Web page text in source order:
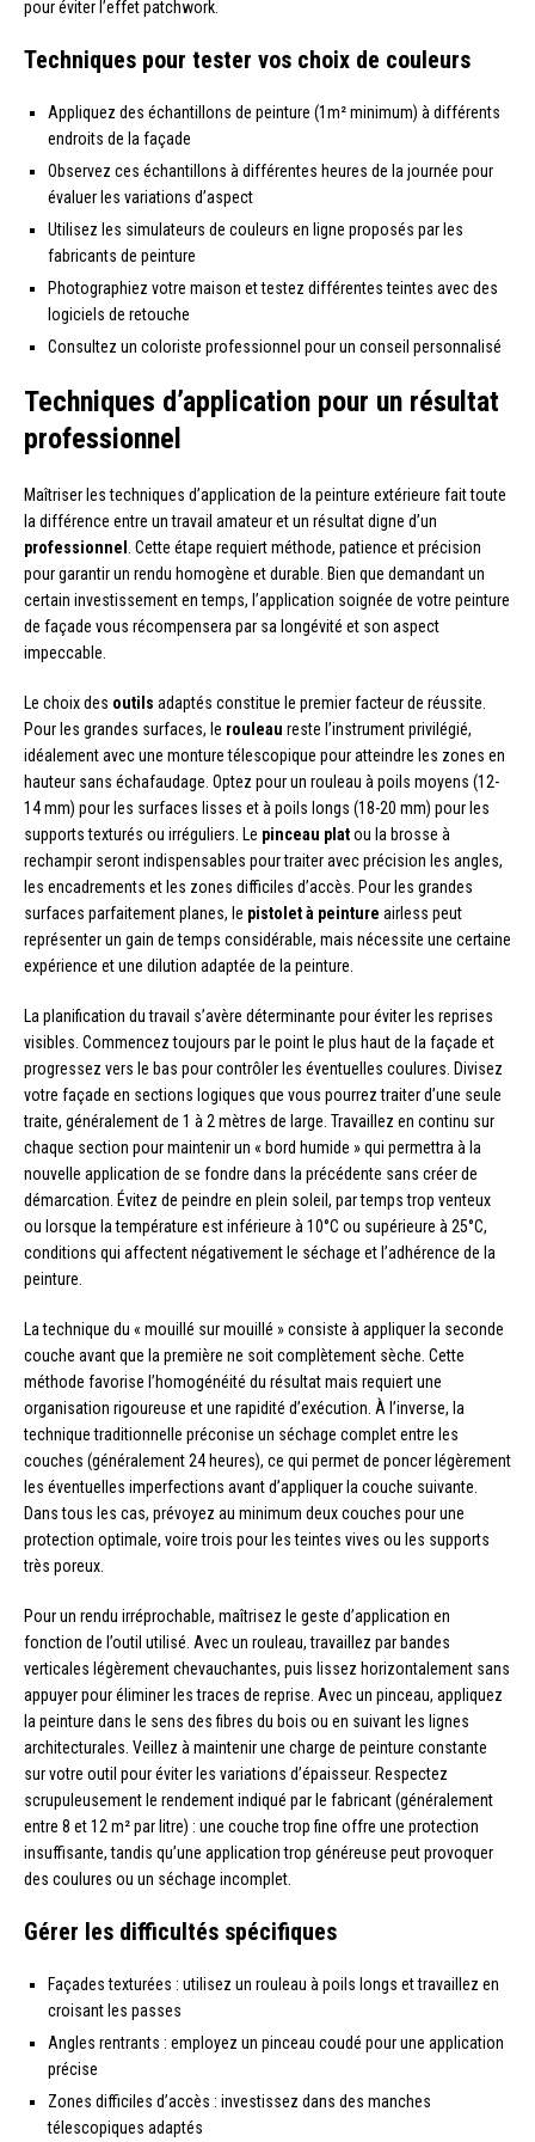
pour éviter l’effet patchwork.
Techniques pour tester vos choix de couleurs
Appliquez des échantillons de peinture (1m² minimum) à différents
endroits de la façade
Observez ces échantillons à différentes heures de la journée pour
évaluer les variations d’aspect
Utilisez les simulateurs de couleurs en ligne proposés par les
fabricants de peinture
Photographiez votre maison et testez différentes teintes avec des
logiciels de retouche
Consultez un coloriste professionnel pour un conseil personnalisé
Techniques d’application pour un résultat
professionnel
Maîtriser les techniques d’application de la peinture extérieure fait toute
la différence entre un travail amateur et un résultat digne d’un
professionnel
. Cette étape requiert méthode, patience et précision
pour garantir un rendu homogène et durable. Bien que demandant un
certain investissement en temps, l’application soignée de votre peinture
de façade vous récompensera par sa longévité et son aspect
impeccable.
Le choix des outils adaptés constitue le premier facteur de réussite.
Pour les grandes surfaces, le rouleau reste l’instrument privilégié,
idéalement avec une monture télescopique pour atteindre les zones en
hauteur sans échafaudage. Optez pour un rouleau à poils moyens (12-
14 mm) pour les surfaces lisses et à poils longs (18-20 mm) pour les
supports texturés ou irréguliers. Le pinceau platou la brosse à
rechampir seront indispensables pour traiter avec précision les angles,
les encadrements et les zones difficiles d’accès. Pour les grandes
surfaces parfaitement planes, le pistolet à peinture airless peut
représenter un gain de temps considérable, mais nécessite une certaine
expérience et une dilution adaptée de la peinture.
La planification du travail s’avère déterminante pour éviter les reprises
visibles. Commencez toujours par le point le plus haut de la façade et
progressez vers le bas pour contrôler les éventuelles coulures. Divisez
votre façade en sections logiques que vous pourrez traiter d’une seule
traite, généralement de 1 à 2 mètres de large. Travaillez en continu sur
chaque section pour maintenir un « bord humide » qui permettra à la
nouvelle application de se fondre dans la précédente sans créer de
démarcation. Évitez de peindre en plein soleil, par temps trop venteux
ou lorsque la température est inférieure à 10°C ou supérieure à 25°C,
conditions qui affectent négativement le séchage et l’adhérence de la
peinture.
La technique du « mouillé sur mouillé » consiste à appliquer la seconde
couche avant que la première ne soit complètement sèche. Cette
méthode favorise l’homogénéité du résultat mais requiert une
organisation rigoureuse et une rapidité d’exécution. À l’inverse, la
technique traditionnelle préconise un séchage complet entre les
couches (généralement 24 heures), ce qui permet de poncer légèrement
les éventuelles imperfections avant d’appliquer la couche suivante.
Dans tous les cas, prévoyez au minimum deux couches pour une
protection optimale, voire trois pour les teintes vives ou les supports
très poreux.
Pour un rendu irréprochable, maîtrisez le geste d’application en
fonction de l’outil utilisé. Avec un rouleau, travaillez par bandes
verticales légèrement chevauchantes, puis lissez horizontalement sans
appuyer pour éliminer les traces de reprise. Avec un pinceau, appliquez
la peinture dans le sens des fibres du bois ou en suivant les lignes
architecturales. Veillez à maintenir une charge de peinture constante
sur votre outil pour éviter les variations d’épaisseur. Respectez
scrupuleusement le rendement indiqué par le fabricant (généralement
entre 8 et 12 m² par litre) : une couche trop fine offre une protection
insuffisante, tandis qu’une application trop généreuse peut provoquer
des coulures ou un séchage incomplet.
Gérer les difficultés spécifiques
Façades texturées : utilisez un rouleau à poils longs et travaillez en
croisant les passes
Angles rentrants : employez un pinceau coudé pour une application
précise
Zones difficiles d’accès : investissez dans des manches
télescopiques adaptés